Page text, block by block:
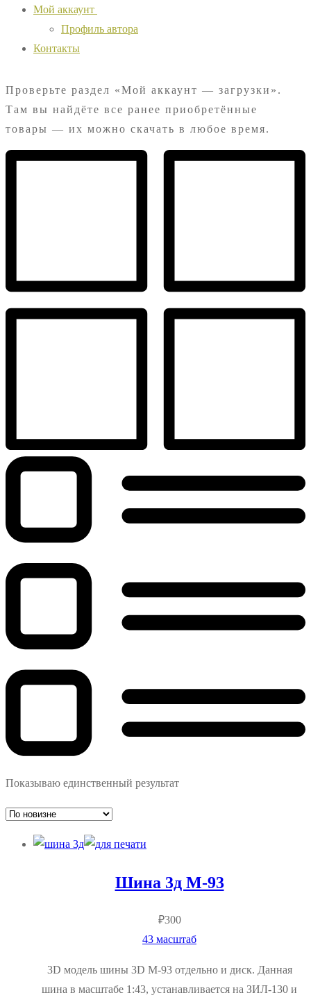
Мой аккаунт
Профиль автора
Контакты
Проверьте раздел «Мой аккаунт — загрузки».
Там вы найдёте все ранее приобретённые
товары — их можно скачать в любое время.
Показываю единственный результат
Шина 3д М-93
₽300
43 масштаб
3D модель шины 3D М-93 отдельно и диск. Данная
шина в масштабе 1:43, устанавливается на ЗИЛ-130 и